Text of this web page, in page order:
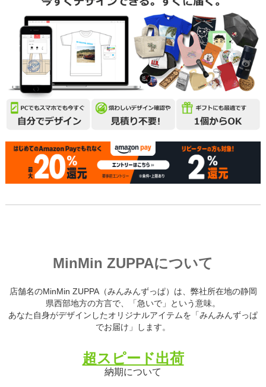
MinMin ZUPPAについて
店舗名のMinMin ZUPPA（みんみんずっぱ）は、弊社所在地の静岡
県西部地方の方言で、「急いで」という意味。
あなた自身がデザインしたオリジナルアイテムを「みんみんずっぱ
でお届け」します。
超スピード出荷
納期について